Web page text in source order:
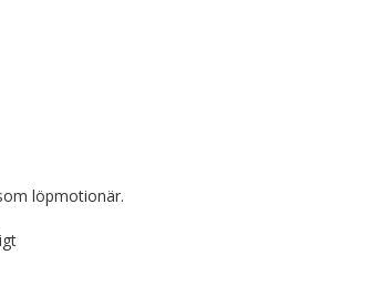
löpmotionär.